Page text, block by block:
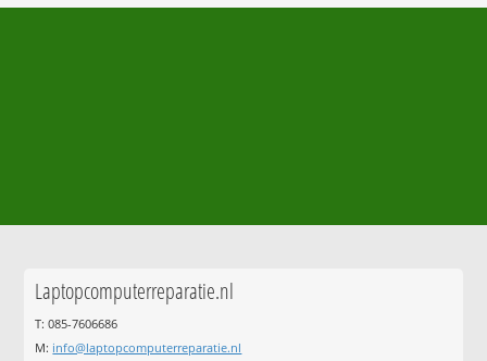
Laptopcomputerreparatie.nl
T: 085-7606686
M: info@laptopcomputerreparatie.nl